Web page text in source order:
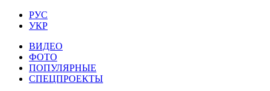
РУС
УКР
ВИДЕО
ФОТО
ПОПУЛЯРНЫЕ
СПЕЦПРОЕКТЫ